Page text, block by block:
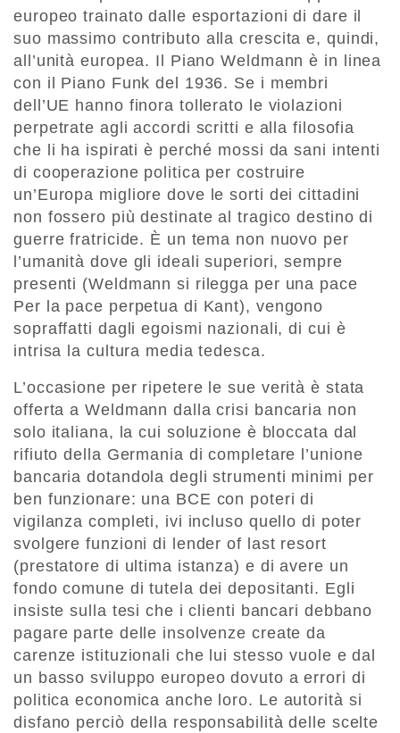
europeo trainato dalle esportazioni di dare il
suo massimo contributo alla crescita e, quindi,
all’unità europea. Il Piano Weldmann è in linea
con il Piano Funk del 1936. Se i membri
dell’UE hanno finora tollerato le violazioni
perpetrate agli accordi scritti e alla filosofia
che li ha ispirati è perché mossi da sani intenti
di cooperazione politica per costruire
un’Europa migliore dove le sorti dei cittadini
non fossero più destinate al tragico destino di
guerre fratricide. È un tema non nuovo per
l’umanità dove gli ideali superiori, sempre
presenti (Weldmann si rilegga per una pace
Per la pace perpetua di Kant), vengono
sopraffatti dagli egoismi nazionali, di cui è
intrisa la cultura media tedesca.
L’occasione per ripetere le sue verità è stata
offerta a Weldmann dalla crisi bancaria non
solo italiana, la cui soluzione è bloccata dal
rifiuto della Germania di completare l’unione
bancaria dotandola degli strumenti minimi per
ben funzionare: una BCE con poteri di
vigilanza completi, ivi incluso quello di poter
svolgere funzioni di lender of last resort
(prestatore di ultima istanza) e di avere un
fondo comune di tutela dei depositanti. Egli
insiste sulla tesi che i clienti bancari debbano
pagare parte delle insolvenze create da
carenze istituzionali che lui stesso vuole e dal
un basso sviluppo europeo dovuto a errori di
politica economica anche loro. Le autorità si
disfano perciò della responsabilità delle scelte